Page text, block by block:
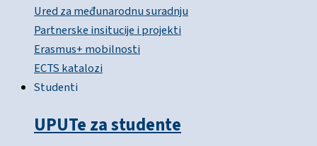
Ured za međunarodnu suradnju
Partnerske insitucije i projekti
Erasmus+ mobilnosti
ECTS katalozi
Studenti
UPUTe za studente